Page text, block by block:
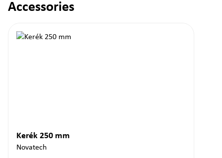
Termékgaléria kihagyása
Accessories
Kerék 250 mm
Novatech